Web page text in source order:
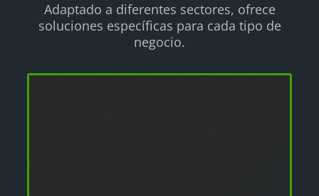
Adaptado a diferentes sectores, ofrece
soluciones específicas para cada tipo de
negocio.